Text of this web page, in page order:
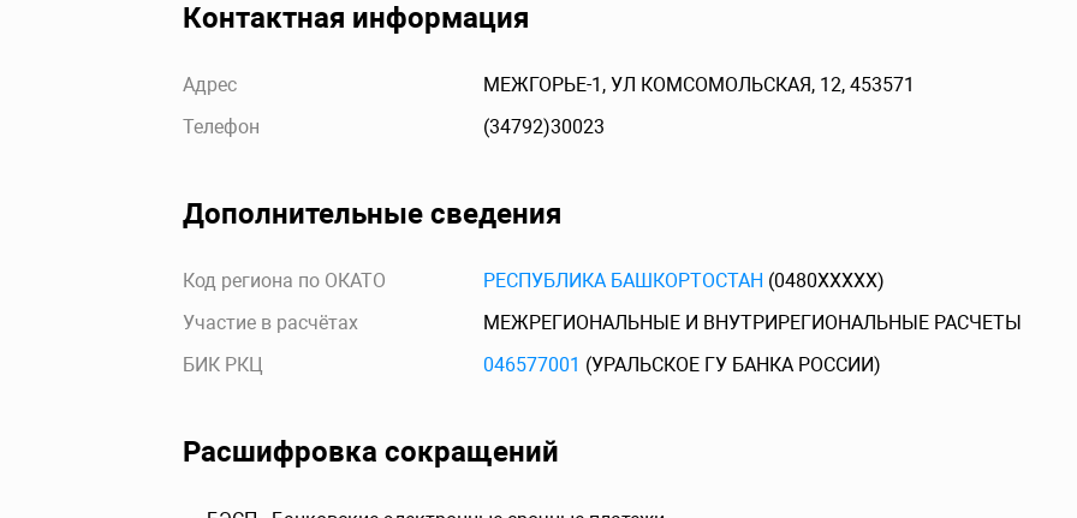
Контактная информация
Адрес
МЕЖГОРЬЕ-1, УЛ КОМСОМОЛЬСКАЯ, 12, 453571
Телефон
(34792)30023
Дополнительные сведения
Код региона по ОКАТО РЕСПУБЛИКА БАШКОРТОСТАН (0480XXXXX)
Участие в расчётах
МЕЖРЕГИОНАЛЬНЫЕ И ВНУТРИРЕГИОНАЛЬНЫЕ РАСЧЕТЫ
БИК РКЦ
046577001 (УРАЛЬСКОЕ ГУ БАНКА РОССИИ)
Расшифровка сокращений